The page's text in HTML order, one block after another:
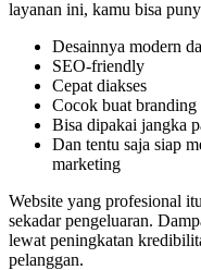
layanan ini, kamu bisa
Desainnya modern
SEO-friendly
Cepat diakses
Cocok buat branding
Bisa dipakai jangka
Dan tentu saja siap
marketing
Website yang profesional
sekadar pengeluaran.
lewat peningkatan
pelanggan.